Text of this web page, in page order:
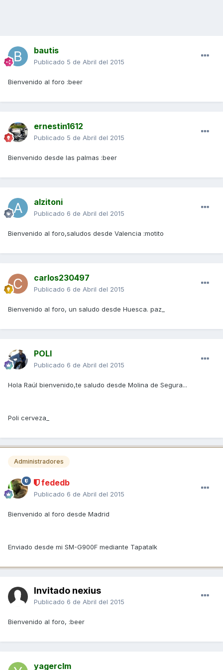
bautis
Publicado 5 de Abril del 2015
Bienvenido al foro :beer
ernestin1612
Publicado 5 de Abril del 2015
Bienvenido desde las palmas :beer
alzitoni
Publicado 6 de Abril del 2015
Bienvenido al foro,saludos desde Valencia :motito
carlos230497
Publicado 6 de Abril del 2015
Bienvenido al foro, un saludo desde Huesca. paz_
POLI
Publicado 6 de Abril del 2015
Hola Raúl bienvenido,te saludo desde Molina de Segura...
Poli cerveza_
Administradores
fededb
Publicado 6 de Abril del 2015
Bienvenido al foro desde Madrid
Enviado desde mi SM-G900F mediante Tapatalk
Invitado nexius
Publicado 6 de Abril del 2015
Bienvenido al foro, :beer
yagerclm